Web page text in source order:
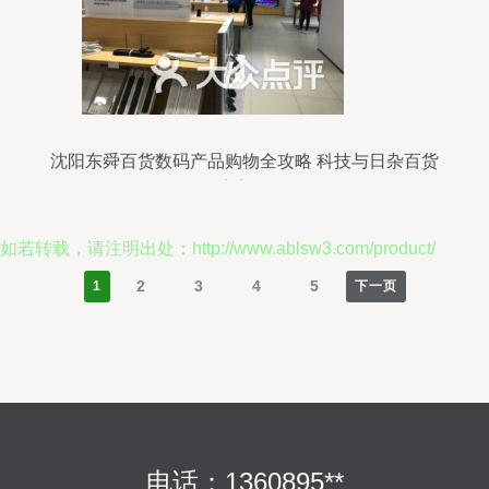
沈阳东舜百货数码产品购物全攻略 科技与日杂百货
如若转载，请注明出处：http://www.ablsw3.com/product/
1 2 3 4 5 下一页
电话：1360895**